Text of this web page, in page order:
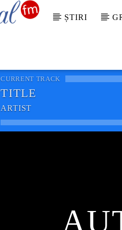
ȘTIRI
CURRENT TRACK
TITLE
ARTIST